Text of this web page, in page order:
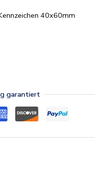
40x60mm
garantiert